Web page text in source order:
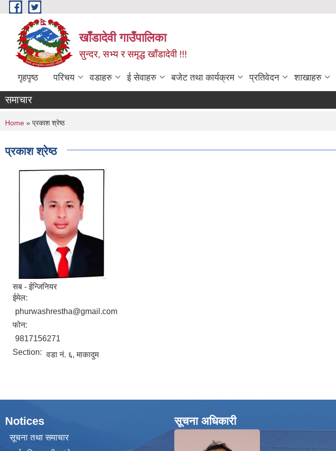
Skip to main content
खाँडादेवी गाउँपालिका
सुन्दर, सभ्य र समृद्ध खाँडादेवी !!!
गृहपृष्ठ परिचय वडाहरु ई सेवाहरु बजेट तथा कार्यक्रम प्रतिवेदन शाखाहरु
समाचार
You are here
Home » प्रकाश श्रेष्ठ
प्रकाश श्रेष्ठ
सब - ईन्जिनियर
ईमेल:
phurwashrestha@gmail.com
फोन:
9817156271
Section: वडा नं. ६, माकादुम
Notices
सूचना तथा समाचार
सूचना अधिकारी